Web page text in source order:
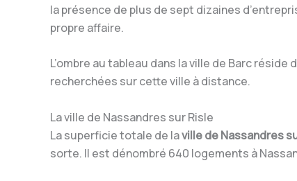
la présence de plus de sept dizaines
propre affaire.
L’ombre au tableau dans la ville de Barc
recherchées sur cette ville à distance.
La ville de Nassandres sur Risle
La superficie totale de laville de Nassandres
sorte. Il est dénombré 640 logements à